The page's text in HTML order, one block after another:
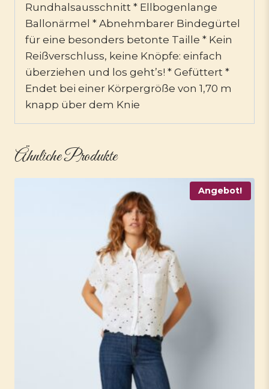
Rundhalsausschnitt * Ellbogenlange
Ballonärmel * Abnehmbarer Bindegürtel
für eine besonders betonte Taille * Kein
Reißverschluss, keine Knöpfe: einfach
überziehen und los geht’s! * Gefüttert *
Endet bei einer Körpergröße von 1,70 m
knapp über dem Knie
Ähnliche Produkte
Angebot!